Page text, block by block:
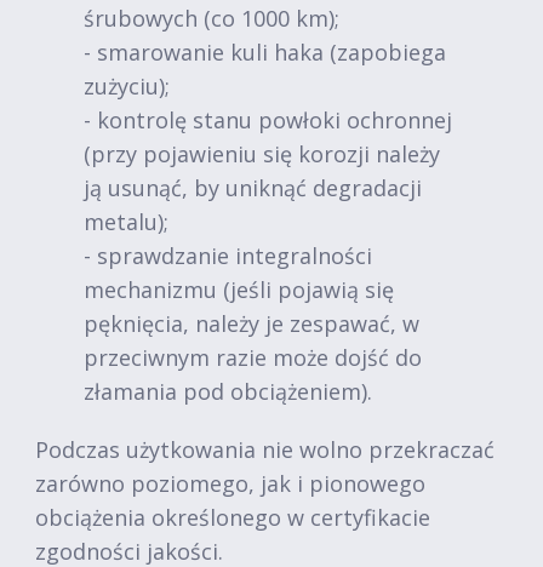
śrubowych (co 1000 km);
- smarowanie kuli haka (zapobiega
zużyciu);
- kontrolę stanu powłoki ochronnej
(przy pojawieniu się korozji należy
ją usunąć, by uniknąć degradacji
metalu);
- sprawdzanie integralności
mechanizmu (jeśli pojawią się
pęknięcia, należy je zespawać, w
przeciwnym razie może dojść do
złamania pod obciążeniem).
Podczas użytkowania nie wolno przekraczać
zarówno poziomego, jak i pionowego
obciążenia określonego w certyfikacie
zgodności jakości.